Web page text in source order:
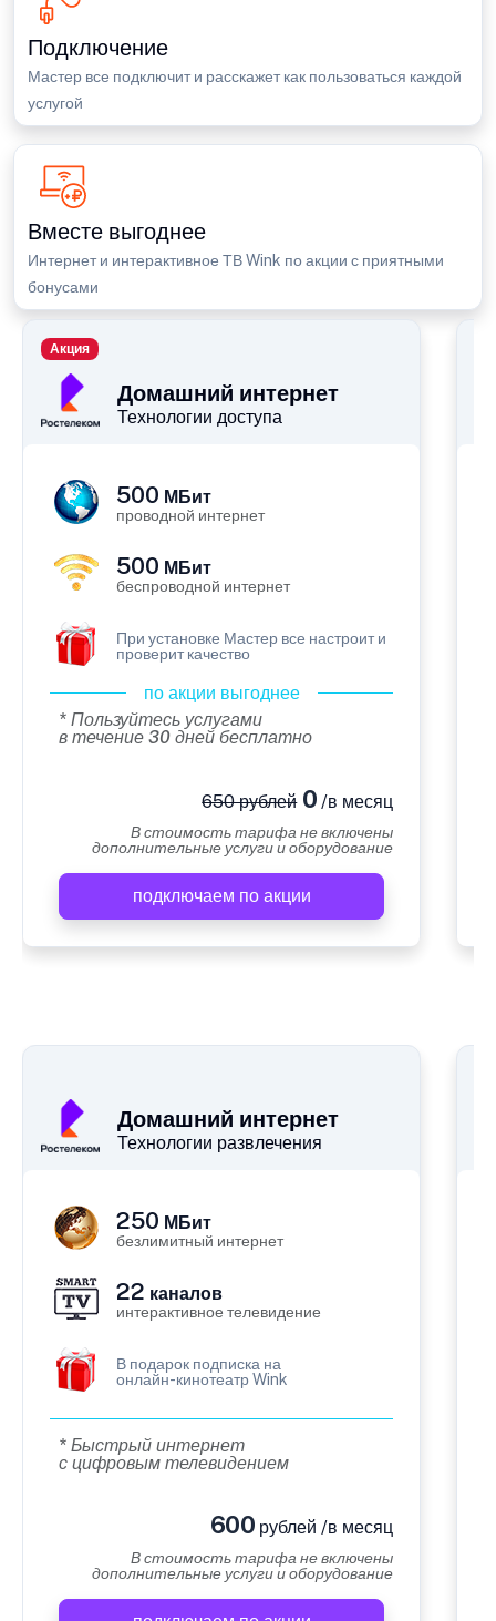
Подключение
Мастер все подключит и расскажет как пользоваться каждой
услугой
Вместе выгоднее
Интернет и интерактивное ТВ Wink по акции с приятными
бонусами
Домашний интернет
Технологии доступа
Акция
500 МБит
проводной интернет
500 МБит
беспроводной интернет
При установке Мастер все настроит и
проверит качество
по акции выгоднее
* Пользуйтесь услугами
в течение 30 дней бесплатно
650 рублей0 /в месяц
В стоимость тарифа не включены
дополнительные услуги и оборудование
подключаем по акции
Домашний интернет
Технологии развлечения
250 МБит
безлимитный интернет
22 каналов
интерактивное телевидение
В подарок подписка на
онлайн-кинотеатр Wink
* Быстрый интернет
с цифровым телевидением
600 рублей /в месяц
В стоимость тарифа не включены
дополнительные услуги и оборудование